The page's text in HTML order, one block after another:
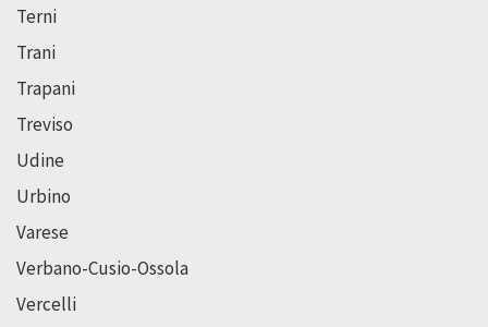
Terni
Trani
Trapani
Treviso
Udine
Urbino
Varese
Verbano-Cusio-Ossola
Vercelli